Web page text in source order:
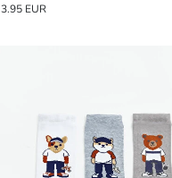
3.95 EUR